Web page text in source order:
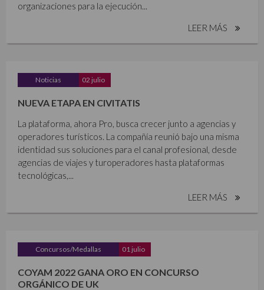
organizaciones para la ejecución...
LEER MÁS
Noticias 02 julio
NUEVA ETAPA EN CIVITATIS
La plataforma, ahora Pro, busca crecer junto a agencias y
operadores turísticos. La compañía reunió bajo una misma
identidad sus soluciones para el canal profesional, desde
agencias de viajes y turoperadores hasta plataformas
tecnológicas,...
LEER MÁS
Concursos/Medallas 01 julio
COYAM 2022 GANA ORO EN CONCURSO
ORGÁNICO DE UK